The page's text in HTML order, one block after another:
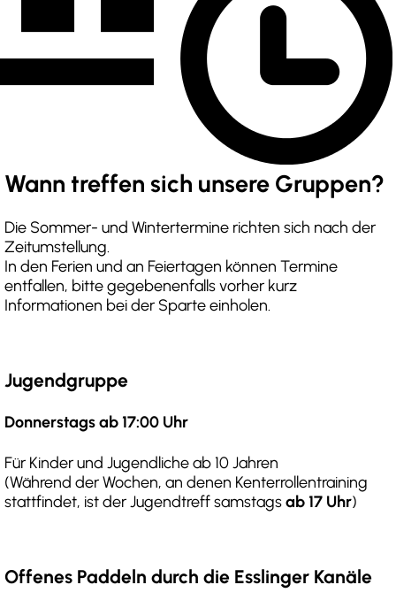
Wann treffen sich unsere Gruppen?
Die Sommer- und Wintertermine richten sich nach der
Zeitumstellung.
In den Ferien und an Feiertagen können Termine
entfallen, bitte gegebenenfalls vorher kurz
Informationen bei der Sparte einholen.
Jugendgruppe
Donnerstags ab 17:00 Uhr
Für Kinder und Jugendliche ab 10 Jahren
(Während der Wochen, an denen Kenterrollentraining
stattfindet, ist der Jugendtreff samstagsab 17 Uhr)
Offenes Paddeln durch die Esslinger Kanäle